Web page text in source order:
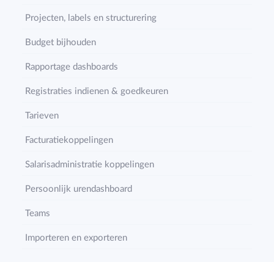
Projecten, labels en structurering
Budget bijhouden
Rapportage dashboards
Registraties indienen & goedkeuren
Tarieven
Facturatiekoppelingen
Salarisadministratie koppelingen
Persoonlijk urendashboard
Teams
Importeren en exporteren